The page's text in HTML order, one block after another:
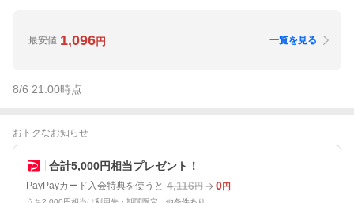
最安値 1,096円 一覧を見る
8/6 21:00時点
おトクなお知らせ
合計5,000円相当プレゼント！
PayPayカード入会特典を使うと 4,116円 0円